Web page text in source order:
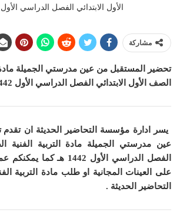
الأول الابتدائي الفصل الدراسي الأول 1442 هـ
مشاركة
تحضير المستقبل من عين مدرستي الجميلة مادة
الصف الأول الابتدائي الفصل الدراسي الأول 1442 هـ
يسر ادارة مؤسسة التحاضير الحديثة ان تقدم
عين مدرستي الجميلة مادة التربية الفنية
الفصل الدراسي الأول 1442 هـ
كما يمكنكم
على العينات المجانية او طلب مادة التربية
التحاضير الحديثة .